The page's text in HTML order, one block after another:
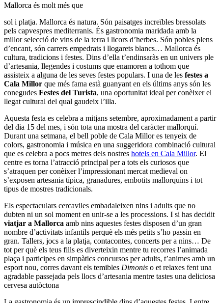
Mallorca és molt més que
sol i platja. Mallorca és natura. Són paisatges increïbles bressolats
pels capvespres mediterranis. És gastronomia maridada amb la
millor selecció de vins de la terra i licors d’herbes. Són pobles plens
d’encant, són carrers empedrats i llogarets blancs… Mallorca és
cultura, tradicions i festes. Dins d’ella t’endinsaràs en un univers ple
d’artesania, llegendes i costums que enamoren a tothom que
assisteix a alguna de les seves festes populars. I una de les festes a
Cala Millor que més fama està guanyant en els últims anys són les
conegudes Festes del Turista, una oportunitat ideal per conèixer el
llegat cultural del qual gaudeix l’illa.
Aquesta festa es celebra a mitjans setembre, aproximadament a partir
del dia 15 del mes, i són tota una mostra del caràcter mallorquí.
Durant una setmana, el bell poble de Cala Millor es tenyeix de
colors, gastronomia i música en una suggeridora combinació cultural
que es celebra a pocs metres dels nostres hotels en Cala Millor. El
centre es torna l’atracció principal per a tots els curiosos que
s’atraquen per conèixer l’impressionant mercat medieval on
s’exposen artesania típica, granadures, embotits mallorquins i tot
tipus de mostres tradicionals.
Els espectaculars cercaviles embadaleixen nins i adults que no
dubten ni un sol moment en unir-se a les processions. I si has decidit
viatjar a Mallorca amb nins aquestes festes disposen d’un gran
nombre d’activitats infantils perquè els més petits s’ho passin en
gran. Tallers, jocs a la platja, contacontes, concerts per a nins… De
tot per què els teus fills es diverteixin mentre tu recorres l’animada
plaça i participes en simpàtics concursos per adults, t’animes amb un
esport nou, corres davant els temibles Dimonis o et relaxes fent una
agradable passejada pels llocs d’artesania mentre tastes una deliciosa
cervesa autòctona